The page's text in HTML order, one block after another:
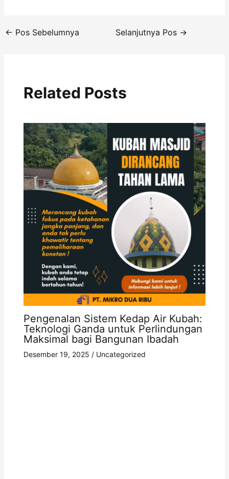
← Pos Sebelumnya Selanjutnya Pos →
Related Posts
Pengenalan Sistem Kedap Air Kubah:
Teknologi Ganda untuk Perlindungan
Maksimal bagi Bangunan Ibadah
Desember 19, 2025 / Uncategorized